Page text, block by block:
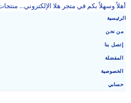
أهلاً وسهلاً بكم في متجر هلا الإلكتروني...
الرئيسية
من نحن
إتصل بنا
المفضلة
الخصوصية
حسابي